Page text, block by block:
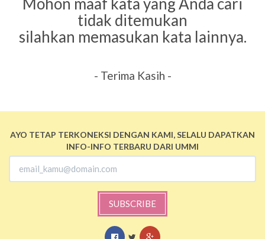
tidak ditemukan
silahkan memasukan kata lainnya.
- Terima Kasih -
AYO TETAP TERKONEKSI DENGAN KAMI, SELALU DAPATKAN
INFO-INFO TERBARU DARI UMMI
SUBSCRIBE